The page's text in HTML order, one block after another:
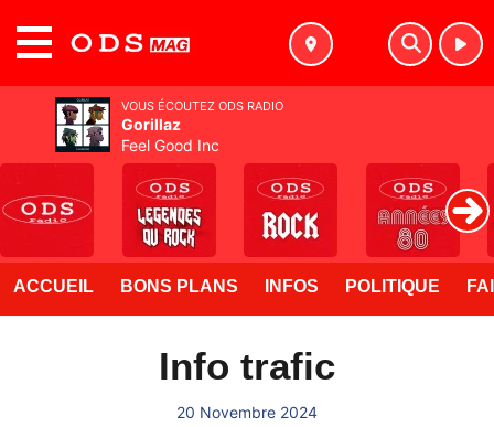
ACCUEIL BONS PLANS INFOS POLITIQUE
Info trafic
20 Novembre 2024
VOUS ÉCOUTEZ ODS RADIO
Gorillaz
Feel Good Inc